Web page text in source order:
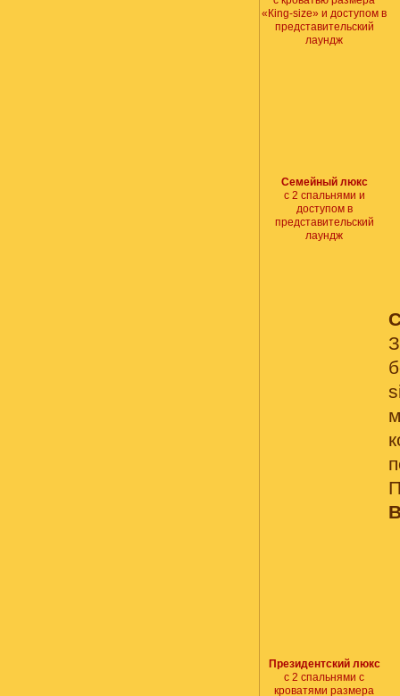
«Кing-size» и доступом в
представительский
лаундж
Семейный люкс
с 2 спальнями и
доступом в
представительский
лаундж
Президентский люкс
с 2 спальнями с
кроватями размера